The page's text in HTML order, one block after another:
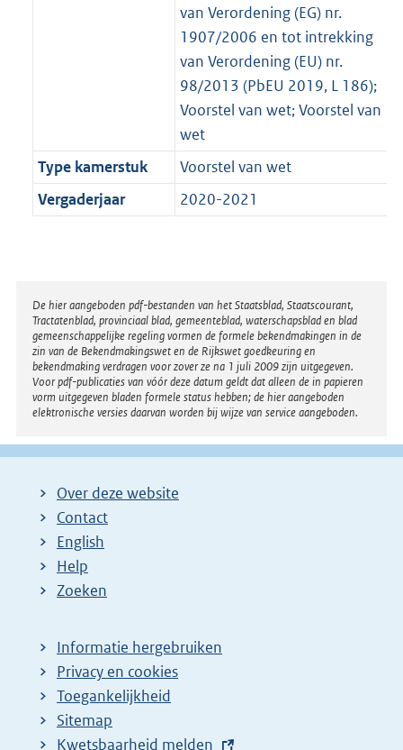
van Verordening (EG) nr.
1907/2006 en tot intrekking
van Verordening (EU) nr.
98/2013 (PbEU 2019, L 186);
Voorstel van wet; Voorstel van
wet
Type kamerstuk
Voorstel van wet
Vergaderjaar
2020-2021
Disclaimer
De hier aangeboden pdf-bestanden van het Staatsblad, Staatscourant,
Tractatenblad, provinciaal blad, gemeenteblad, waterschapsblad en blad
gemeenschappelijke regeling vormen de formele bekendmakingen in de
zin van de Bekendmakingswet en de Rijkswet goedkeuring en
bekendmaking verdragen voor zover ze na 1 juli 2009 zijn uitgegeven.
Voor pdf-publicaties van vóór deze datum geldt dat alleen de in papieren
vorm uitgegeven bladen formele status hebben; de hier aangeboden
elektronische versies daarvan worden bij wijze van service aangeboden.
Over deze website
Contact
English
Help
Zoeken
Informatie hergebruiken
Privacy en cookies
Toegankelijkheid
Sitemap
E
Kwetsbaarheid melden